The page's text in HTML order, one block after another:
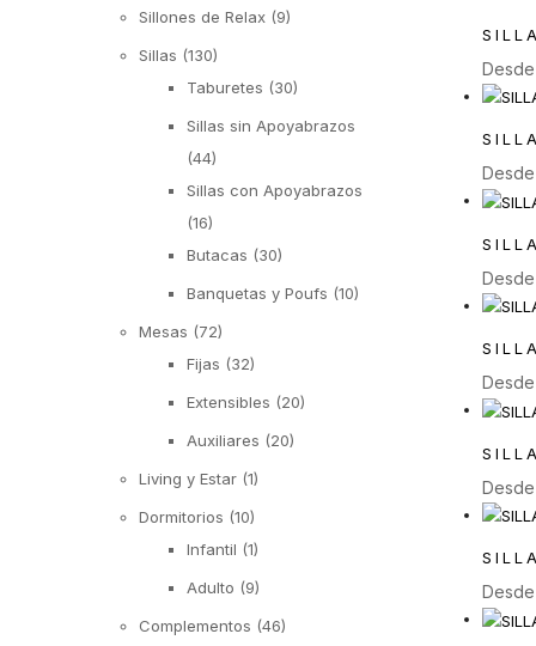
Desde
Desde
Desde
Desde
Desde
Desde
Sillones de Relax (9)
Sillas (130)
Taburetes (30)
Sillas sin Apoyabrazos
(44)
Sillas con Apoyabrazos
(16)
Butacas (30)
Banquetas y Poufs (10)
Mesas (72)
Fijas (32)
Extensibles (20)
Auxiliares (20)
Living y Estar (1)
Dormitorios (10)
Infantil (1)
Adulto (9)
Complementos (46)